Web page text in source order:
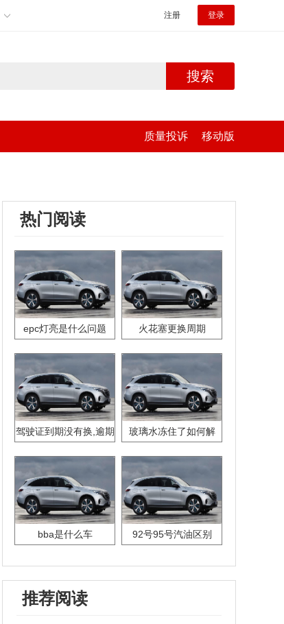
注册 登录
搜索
质量投诉 移动版
热门阅读
epc灯亮是什么问题 火花塞更换周期
驾驶证到期没有换,逾期
玻璃水冻住了如何解
bba是什么车 92号95号汽油区别
推荐阅读